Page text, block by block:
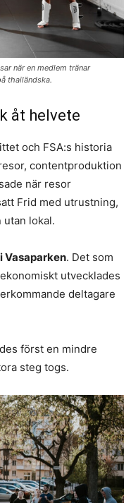
när en medlem tränar
thailändska.
åt helvete
och FSA:s historia
contentproduktion
när resor
Frid med utrustning,
utan lokal.
Vasaparken. Det som
utvecklades
deltagare
först en mindre
steg togs.